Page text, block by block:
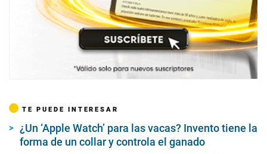
TE PUEDE INTERESAR
¿Un ‘Apple Watch’ para las vacas? Invento tiene la
forma de un collar y controla el ganado